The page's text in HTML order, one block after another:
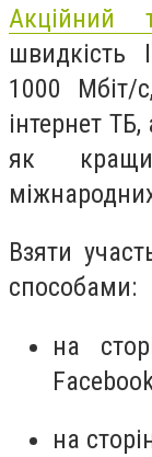
Акційний
швидкість
1000 Мбіт/
інтернет
як
Взяти
способами:
на
на